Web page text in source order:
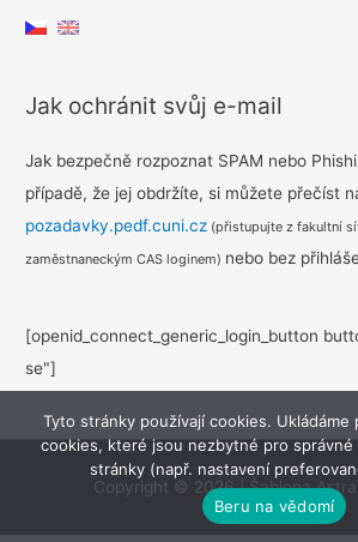
Jak ochránit svůj e-mail
Jak bezpečně rozpoznat SPAM nebo
případě, že jej obdržíte, si můžete přečíst
pozadavky.pedf.cuni.cz (přistupujte z fakultní
zaměstnaneckým CAS loginem) nebo bez
[openid_connect_generic_login_button
se"]
Copyright © 2026|Šablona
Tyto stránky používají cookies.
cookies, které jsou nezbytné pro
stránky (např. nastavení
Beru na vědomí